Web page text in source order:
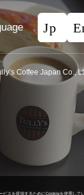
Coffee Japan Co.,
ビスを提供するためにCookieを使用してい